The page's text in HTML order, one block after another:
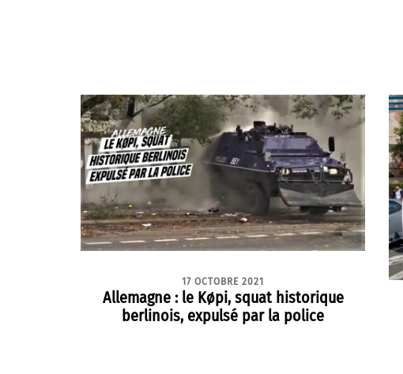
17 OCTOBRE 2021
Allemagne : le Køpi, squat historique
berlinois, expulsé par la police